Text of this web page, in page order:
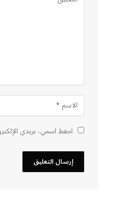
احفظ اسمي، بريدي